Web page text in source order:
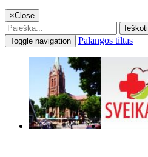
×Close
Ieškoti
Toggle navigation
Palangos tiltas